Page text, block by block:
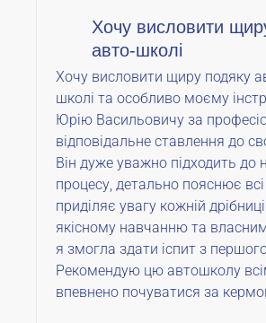
Хочу висловити
авто-школі
Хочу висловити щиру подяку
школі та особливо моєму
Юрію Васильовичу за
відповідальне ставлення до
Він дуже уважно підходить до
процесу, детально пояснює
приділяє увагу кожній
якісному навчанню та
я змогла здати іспит з
Рекомендую цю автошколу
впевнено почуватися за